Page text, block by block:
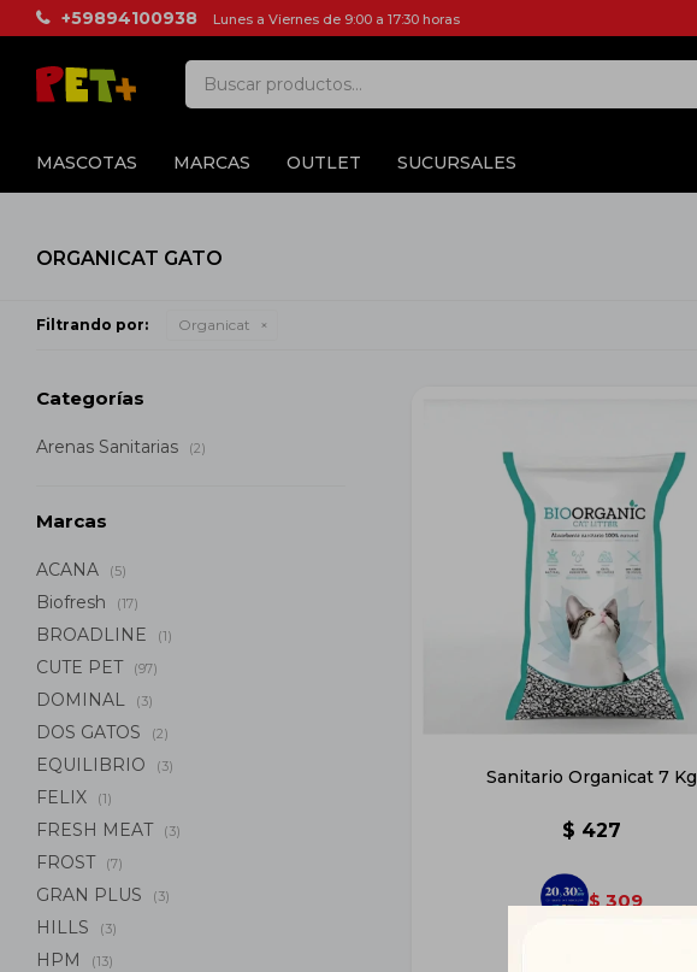
MASCOTAS MARCAS OUTLET SUCURSALES
+59894100938 Lunes a Viernes de 9:00 a 17:30 horas
ORGANICAT GATO
Filtrando por: Organicat
Sanitario Organicat 7 Kg
$ 427
$ 309
Categorías
Arenas Sanitarias (2)
Marcas
ACANA (5)
Biofresh (17)
BROADLINE (1)
CUTE PET (97)
DOMINAL (3)
DOS GATOS (2)
EQUILIBRIO (3)
FELIX (1)
FRESH MEAT (3)
FROST (7)
GRAN PLUS (3)
HILLS (3)
HPM (13)